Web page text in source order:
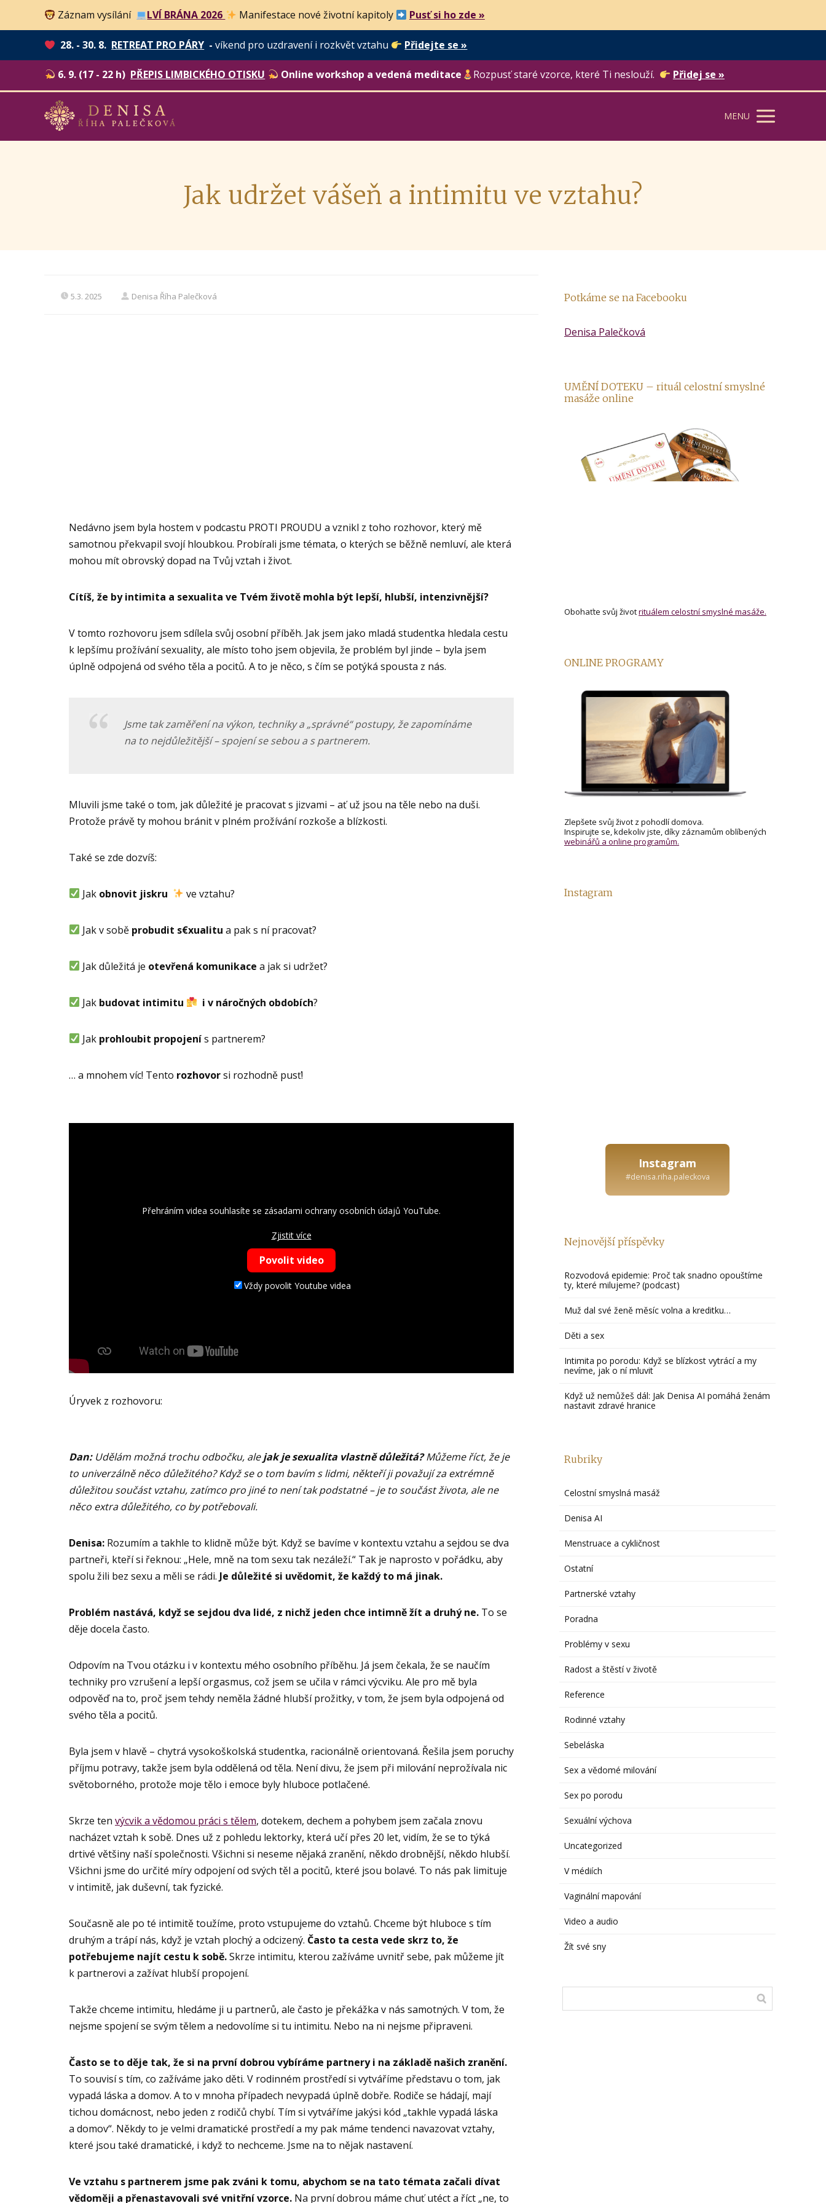
Záznam vysílání LVÍ BRÁNA 2026 Manifestace nové životní kapitoly Pusť si ho zde »
28. - 30. 8. RETREAT PRO PÁRY -víkend pro uzdravení i rozkvět vztahu Přidejte se »
6. 9. (17 - 22 h) PŘEPIS LIMBICKÉHO OTISKU Online workshop a vedená meditace Rozpusť staré vzorce, které Ti neslouží. Přidej se »
MENU
Jak udržet vášeň a intimitu ve vztahu?
5.3. 2025 Denisa Říha Palečková
Nedávno jsem byla hostem v podcastu PROTI PROUDU a vznikl z toho rozhovor, který mě
samotnou překvapil svojí hloubkou. Probírali jsme témata, o kterých se běžně nemluví, ale která
mohou mít obrovský dopad na Tvůj vztah i život.
Cítíš, že by intimita a sexualita ve Tvém životě mohla být lepší, hlubší, intenzivnější?
V tomto rozhovoru jsem sdílela svůj osobní příběh. Jak jsem jako mladá studentka hledala cestu
k lepšímu prožívání sexuality, ale místo toho jsem objevila, že problém byl jinde – byla jsem
úplně odpojená od svého těla a pocitů. A to je něco, s čím se potýká spousta z nás.
Jsme tak zaměření na výkon, techniky a „správné“ postupy, že zapomínáme
na to nejdůležitější – spojení se sebou a s partnerem.
Mluvili jsme také o tom, jak důležité je pracovat s jizvami – ať už jsou na těle nebo na duši.
Protože právě ty mohou bránit v plném prožívání rozkoše a blízkosti.
Také se zde dozvíš:
Jak obnovit jiskru ve vztahu?
Jak v sobě probudit s€xualitu a pak s ní pracovat?
Jak důležitá je otevřená komunikace a jak si udržet?
Jak budovat intimitu i v náročných obdobích?
Jak prohloubit propojenís partnerem?
… a mnohem víc! Tento rozhovorsi rozhodně pusť!
Přehráním videa souhlasíte se zásadami ochrany osobních údajů YouTube.
Zjistit více
Povolit video
Vždy povolit Youtube videa
Úryvek z rozhovoru:
Dan:Udělám možná trochu odbočku, alejak je sexualita vlastně důležitá?Můžeme říct, že je
to univerzálně něco důležitého? Když se o tom bavím s lidmi, někteří ji považují za extrémně
důležitou součást vztahu, zatímco pro jiné to není tak podstatné – je to součást života, ale ne
něco extra důležitého, co by potřebovali.
Denisa: Rozumím a takhle to klidně může být. Když se bavíme v kontextu vztahu a sejdou se dva
partneři, kteří si řeknou: „Hele, mně na tom sexu tak nezáleží.“ Tak je naprosto v pořádku, aby
spolu žili bez sexu a měli se rádi. Je důležité si uvědomit, že každý to má jinak.
Problém nastává, když se sejdou dva lidé, z nichž jeden chce intimně žít a druhý ne. To se
děje docela často.
Odpovím na Tvou otázku i v kontextu mého osobního příběhu. Já jsem čekala, že se naučím
techniky pro vzrušení a lepší orgasmus, což jsem se učila v rámci výcviku. Ale pro mě byla
odpověď na to, proč jsem tehdy neměla žádné hlubší prožitky, v tom, že jsem byla odpojená od
svého těla a pocitů.
Byla jsem v hlavě – chytrá vysokoškolská studentka, racionálně orientovaná. Řešila jsem poruchy
příjmu potravy, takže jsem byla oddělená od těla. Není divu, že jsem při milování neprožívala nic
světoborného, protože moje tělo i emoce byly hluboce potlačené.
Skrze ten výcvik a vědomou práci s tělem, dotekem, dechem a pohybem jsem začala znovu
nacházet vztah k sobě. Dnes už z pohledu lektorky, která učí přes 20 let, vidím, že se to týká
drtivé většiny naší společnosti. Všichni si neseme nějaká zranění, někdo drobnější, někdo hlubší.
Všichni jsme do určité míry odpojení od svých těl a pocitů, které jsou bolavé. To nás pak limituje
v intimitě, jak duševní, tak fyzické.
Současně ale po té intimitě toužíme, proto vstupujeme do vztahů. Chceme být hluboce s tím
druhým a trápí nás, když je vztah plochý a odcizený. Často ta cesta vede skrz to, že
potřebujeme najít cestu k sobě.Skrze intimitu, kterou zažíváme uvnitř sebe, pak můžeme jít
k partnerovi a zažívat hlubší propojení.
Takže chceme intimitu, hledáme ji u partnerů, ale často je překážka v nás samotných. V tom, že
nejsme spojení se svým tělem a nedovolíme si tu intimitu. Nebo na ni nejsme připraveni.
Často se to děje tak, že si na první dobrou vybíráme partnery i na základě našich zranění.
To souvisí s tím, co zažíváme jako děti. V rodinném prostředí si vytváříme představu o tom, jak
vypadá láska a domov. A to v mnoha případech nevypadá úplně dobře. Rodiče se hádají, mají
tichou domácnost, nebo jeden z rodičů chybí. Tím si vytváříme jakýsi kód „takhle vypadá láska
a domov“. Někdy to je velmi dramatické prostředí a my pak máme tendenci navazovat vztahy,
které jsou také dramatické, i když to nechceme. Jsme na to nějak nastavení.
Ve vztahu s partnerem jsme pak zváni k tomu, abychom se na tato témata začali dívat
vědoměji a přenastavovali své vnitřní vzorce. Na první dobrou máme chuť utéct a říct „ne, to
Potkáme se na Facebooku
Denisa Palečková
UMĚNÍ DOTEKU – rituál celostní smyslné
masáže online
Obohaťte svůj životrituálem celostní smyslné masáže.
ONLINE PROGRAMY
Zlepšete svůj život z pohodlí domova.
Inspirujte se, kdekoliv jste, díky záznamům oblíbených
webinářů a online programům.
Instagram
Instagram
#denisa.riha.paleckova
Nejnovější příspěvky
Rozvodová epidemie: Proč tak snadno opouštíme
ty, které milujeme? (podcast)
Muž dal své ženě měsíc volna a kreditku…
Děti a sex
Intimita po porodu: Když se blízkost vytrácí a my
nevíme, jak o ní mluvit
Když už nemůžeš dál: Jak Denisa AI pomáhá ženám
nastavit zdravé hranice
Rubriky
Celostní smyslná masáž
Denisa AI
Menstruace a cykličnost
Ostatní
Partnerské vztahy
Poradna
Problémy v sexu
Radost a štěstí v životě
Reference
Rodinné vztahy
Sebeláska
Sex a vědomé milování
Sex po porodu
Sexuální výchova
Uncategorized
V médiích
Vaginální mapování
Video a audio
Žít své sny